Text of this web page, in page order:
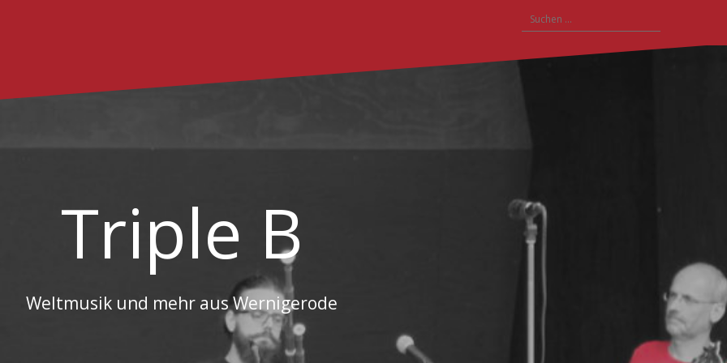
Suchen
nach:
Triple B
Weltmusik und mehr aus Wernigerode